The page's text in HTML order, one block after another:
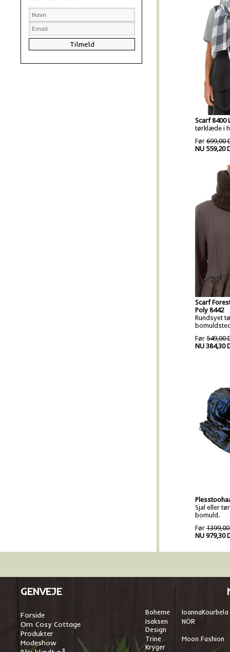
Scarf 8400
tørklæde i
Før 699,00
NU 559,20
Scarf
Poly 8442
Rundsyet
Før 549,00
NU 384,30
Sjal eller
bomuld.
Før 1399,00
NU 979,30
GENVEJE
Forside
Om Cosy Cottage
Produkter
Modeshow
Boheme IoannaKourbela
Isaksen
Design
NÖR
Trine
Kryger
Moon Fashion